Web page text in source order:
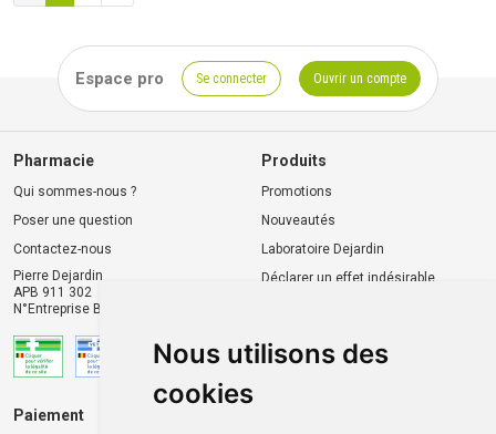
Nous utilisons des
cookies
Espace pro Se connecter Ouvrir un compte
Pharmacie
Qui sommes-nous ?
Poser une question
Contactez-nous
Pierre Dejardin
APB 911 302
N°Entreprise BE0446.901.764
Produits
Promotions
Nouveautés
Laboratoire Dejardin
Déclarer un effet indésirable
Paiement